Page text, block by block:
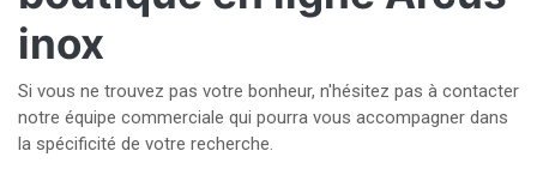
inox
Si vous ne trouvez pas votre bonheur, n'hésitez pas à contacter
notre équipe commerciale qui pourra vous accompagner dans
la spécificité de votre recherche.